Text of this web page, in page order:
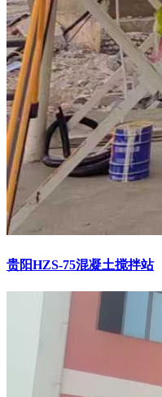
贵阳HZS-75混凝土搅拌站